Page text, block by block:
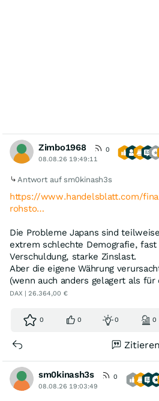
Zimbo1968
0
08.08.26 19:49:11
Antwort auf sm0kinash3s
https://www.handelsblatt.com/
rohsto…
Die Probleme Japans sind
extrem schlechte Demografie, fast
Verschuldung, starke Zinslast.
Aber die eigene Währung
(wenn auch anders gelagert als für
DAX | 26.364,00 €
0 0 0 0
Zitieren
sm0kinash3s
0
08.08.26 19:03:49